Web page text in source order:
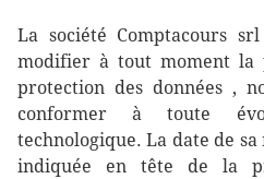
La société Comptacours
modifier à tout moment la
protection des données ,
conformer à toute
technologique. La date de
indiquée en tête de la